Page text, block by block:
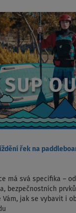
řek na
má svá specifika –
bezpečnostních
Vám, jak se vybavit i